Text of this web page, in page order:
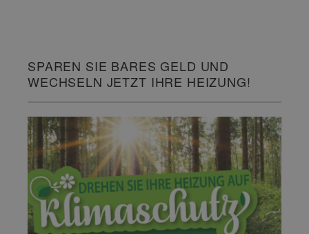
SPAREN SIE BARES GELD UND
WECHSELN JETZT IHRE HEIZUNG!